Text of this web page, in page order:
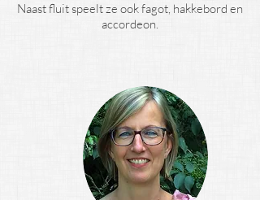
Naast fluit speelt ze ook fagot, hakkebord en
accordeon.